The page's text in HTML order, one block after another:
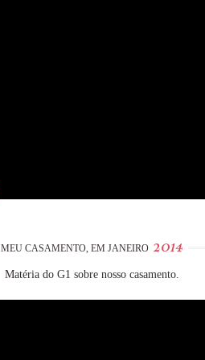
MEU CASAMENTO, EM JANEIRO 2014
Matéria do G1 sobre nosso casamento.